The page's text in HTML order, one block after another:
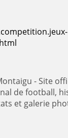
présentant le
de football,
et galerie